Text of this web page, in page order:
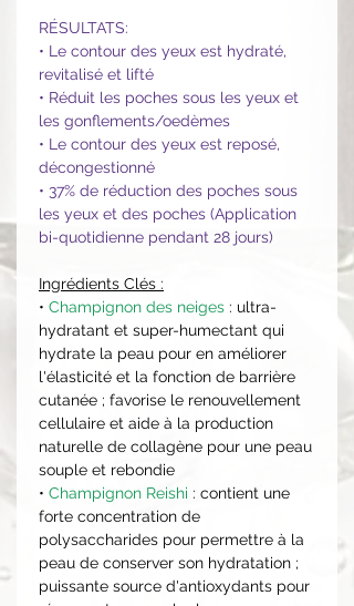
RÉSULTATS:
• Le contour des yeux est hydraté,
revitalisé et lifté
• Réduit les poches sous les yeux et
les gonflements/oedèmes
• Le contour des yeux est reposé,
décongestionné
• 37% de réduction des poches sous
les yeux et des poches (Application
bi-quotidienne pendant 28 jours)
Ingrédients Clés :
• Champignon des neiges : ultra-
hydratant et super-humectant qui
hydrate la peau pour en améliorer
l'élasticité et la fonction de barrière
cutanée ; favorise le renouvellement
cellulaire et aide à la production
naturelle de collagène pour une peau
souple et rebondie
• Champignon Reishi : contient une
forte concentration de
polysaccharides pour permettre à la
peau de conserver son hydratation ;
puissante source d'antioxydants pour